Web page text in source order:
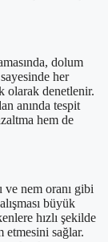
dolum
her
olarak denetlenir.
anında tespit
hem de
nem oranı gibi
büyük
hızlı şekilde
etmesini sağlar.